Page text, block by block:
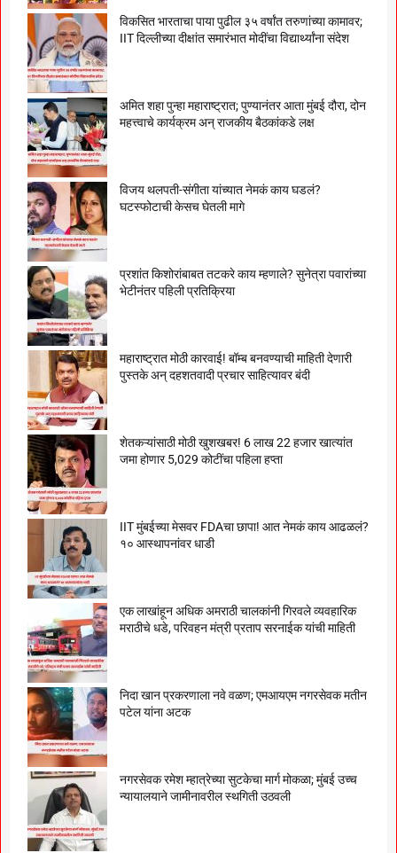
विकसित भारताचा पाया पुढील ३५ वर्षांत तरुणांच्या कामावर;
IIT दिल्लीच्या दीक्षांत समारंभात मोदींचा विद्यार्थ्यांना संदेश
अमित शहा पुन्हा महाराष्ट्रात; पुण्यानंतर आता मुंबई दौरा, दोन
महत्त्वाचे कार्यक्रम अन् राजकीय बैठकांकडे लक्ष
विजय थलपती-संगीता यांच्यात नेमकं काय घडलं?
घटस्फोटाची केसच घेतली मागे
प्रशांत किशोरांबाबत तटकरे काय म्हणाले? सुनेत्रा पवारांच्या
भेटीनंतर पहिली प्रतिक्रिया
महाराष्ट्रात मोठी कारवाई! बॉम्ब बनवण्याची माहिती देणारी
पुस्तके अन् दहशतवादी प्रचार साहित्यावर बंदी
शेतकऱ्यांसाठी मोठी खुशखबर! 6 लाख 22 हजार खात्यांत
जमा होणार 5,029 कोटींचा पहिला हप्ता
IIT मुंबईच्या मेसवर FDAचा छापा! आत नेमकं काय आढळलं?
१० आस्थापनांवर धाडी
एक लाखांहून अधिक अमराठी चालकांनी गिरवले व्यवहारिक
मराठीचे धडे, परिवहन मंत्री प्रताप सरनाईक यांची माहिती
निदा खान प्रकरणाला नवे वळण; एमआयएम नगरसेवक मतीन
पटेल यांना अटक
नगरसेवक रमेश म्हात्रेच्या सुटकेचा मार्ग मोकळा; मुंबई उच्च
न्यायालयाने जामीनावरील स्थगिती उठवली